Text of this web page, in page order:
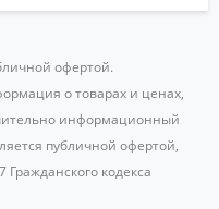
офертой.
о товарах и ценах,
информационный
публичной офертой,
кодекса